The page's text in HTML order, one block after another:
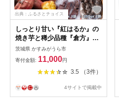
出典：ふるさとチョイス
しっとり甘い『紅はるか』の
焼き芋と稀少品種『倉方』の
焼き栗セット「ポテマロ」
【1096963】
茨城県 かすみがうら市
寄付金額: 11,000円
3.5 （3件）
4サイトで掲載中